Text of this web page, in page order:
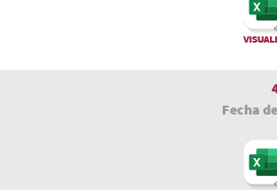
Fecha